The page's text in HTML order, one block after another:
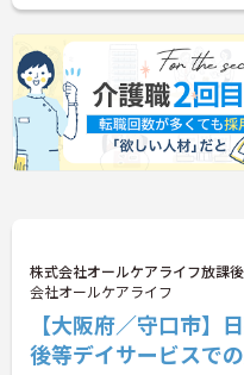
株式会社オールケアライフ放課
会社オールケアライフ
【大阪府／守口市】
後等デイサービスで